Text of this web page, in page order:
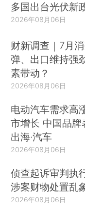
多国出台光伏新
2026年08月06日
财新调查｜7月
弹、出口维持强
素带动？
2026年08月06日
电动汽车需求高
市增长 中国品牌
出海·汽车
2026年08月06日
侦查起诉审判执
涉案财物处置乱
2026年08月06日